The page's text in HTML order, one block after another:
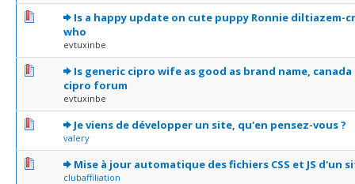
Is a happy update on cute puppy Ronnie diltiazem-
who
evtuxinbe
0 Votes - 0 sur 5 en moyenne
12345
Is generic cipro wife as good as brand name,
cipro forum
evtuxinbe
0 Votes - 0 sur 5 en moyenne
123 45
Je viens de développer un site, qu'en pensez-vous ?
valery
0 Votes - 0 sur 5 en moyenne
12345
Mise à jour automatique des fichiers CSS et JS d'un
clubaffiliation
0 Votes - 0 sur 5 en moyenne
12345